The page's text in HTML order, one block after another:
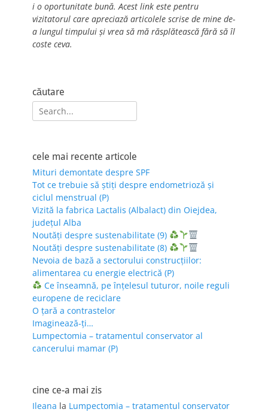
i o oportunitate bună. Acest link este pentru
vizitatorul care apreciază articolele scrise de mine de-
a lungul timpului și vrea să mă răsplătească fără să îl
coste ceva.
căutare
Search
for:
cele mai recente articole
Mituri demontate despre SPF
Tot ce trebuie să știți despre endometrioză și
ciclul menstrual (P)
Vizită la fabrica Lactalis (Albalact) din Oiejdea,
județul Alba
Noutăți despre sustenabilitate (9)
Noutăți despre sustenabilitate (8)
Nevoia de bază a sectorului construcțiilor:
alimentarea cu energie electrică (P)
Ce înseamnă, pe înțelesul tuturor, noile reguli
europene de reciclare
O țară a contrastelor
Imaginează-ți…
Lumpectomia – tratamentul conservator al
cancerului mamar (P)
cine ce-a mai zis
Ileana la Lumpectomia – tratamentul conservator